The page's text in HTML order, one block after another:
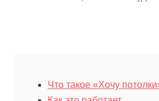
Что такое «Хочу